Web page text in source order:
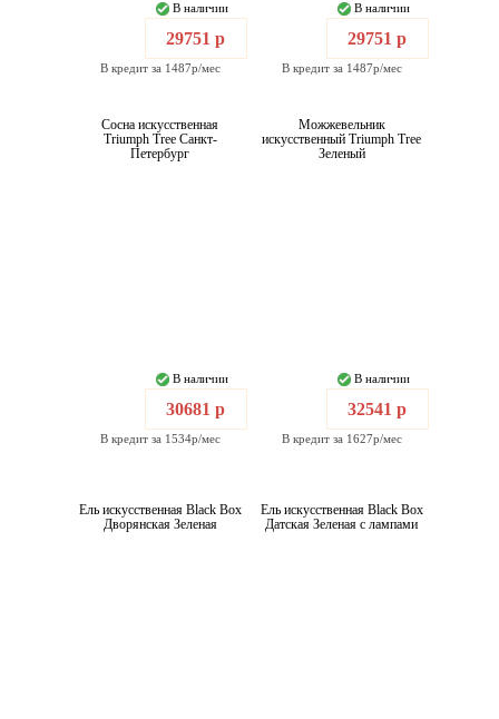
В наличии
29751 р
В кредит за 1487р/мес
В наличии
29751 р
В кредит за 1487р/мес
Сосна искусственная
Triumph Tree Санкт-
Петербург
В наличии
30681 р
В кредит за 1534р/мес
Можжевельник
искусственный Triumph Tree
Зеленый
В наличии
32541 р
В кредит за 1627р/мес
Ель искусственная Black Box
Дворянская Зеленая
Ель искусственная Black Box
Датская Зеленая с лампами